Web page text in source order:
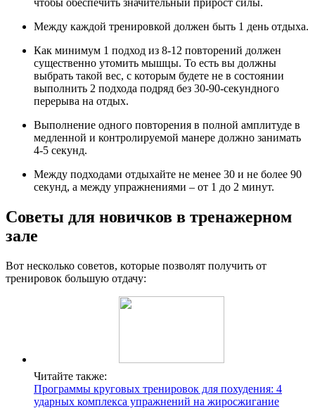
Между каждой тренировкой должен быть 1 день отдыха.
Как минимум 1 подход из 8-12 повторений должен
существенно утомить мышцы. То есть вы должны
выбрать такой вес, с которым будете не в состоянии
выполнить 2 подхода подряд без 30-90-секундного
перерыва на отдых.
Выполнение одного повторения в полной амплитуде в
медленной и контролируемой манере должно занимать
4-5 секунд.
Между подходами отдыхайте не менее 30 и не более 90
секунд, а между упражнениями – от 1 до 2 минут.
Советы для новичков в тренажерном
зале
Вот несколько советов, которые позволят получить от
тренировок большую отдачу:
Читайте также:
Программы круговых тренировок для похудения: 4
ударных комплекса упражнений на жиросжигание